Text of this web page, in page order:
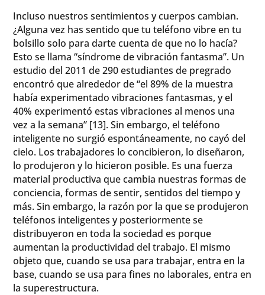
Incluso nuestros sentimientos y cuerpos cambian.
¿Alguna vez has sentido que tu teléfono vibre en tu
bolsillo solo para darte cuenta de que no lo hacía?
Esto se llama “síndrome de vibración fantasma”. Un
estudio del 2011 de 290 estudiantes de pregrado
encontró que alrededor de “el 89% de la muestra
había experimentado vibraciones fantasmas, y el
40% experimentó estas vibraciones al menos una
vez a la semana” [13]. Sin embargo, el teléfono
inteligente no surgió espontáneamente, no cayó del
cielo. Los trabajadores lo concibieron, lo diseñaron,
lo produjeron y lo hicieron posible. Es una fuerza
material productiva que cambia nuestras formas de
conciencia, formas de sentir, sentidos del tiempo y
más. Sin embargo, la razón por la que se produjeron
teléfonos inteligentes y posteriormente se
distribuyeron en toda la sociedad es porque
aumentan la productividad del trabajo. El mismo
objeto que, cuando se usa para trabajar, entra en la
base, cuando se usa para fines no laborales, entra en
la superestructura.